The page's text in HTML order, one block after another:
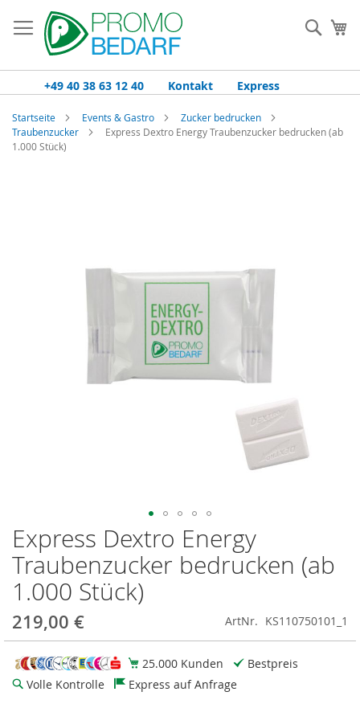
Inhalt
springen
+49 40 38 63 12 40 Kontakt Express
Startseite Events & Gastro
Zucker bedrucken
Traubenzucker
Express Dextro Energy Traubenzucker bedrucken (ab
1.000 Stück)
Express Dextro Energy
Traubenzucker bedrucken (ab
1.000 Stück)
219,00 € ArtNr. KS110750101_1
25.000 Kunden
Bestpreis
Volle Kontrolle
Express auf Anfrage
Zum
Anfang
der
Bildgalerie
springen